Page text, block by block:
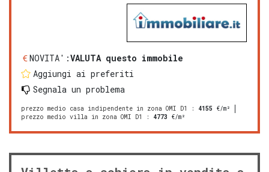
NOVITA':VALUTA questo immobile
Aggiungi ai preferiti
Segnala un problema
prezzo medio casa indipendente in zona OMI D1 : 4155 €/m²
prezzo medio villa in zona OMI D1
: 4773 €/m²